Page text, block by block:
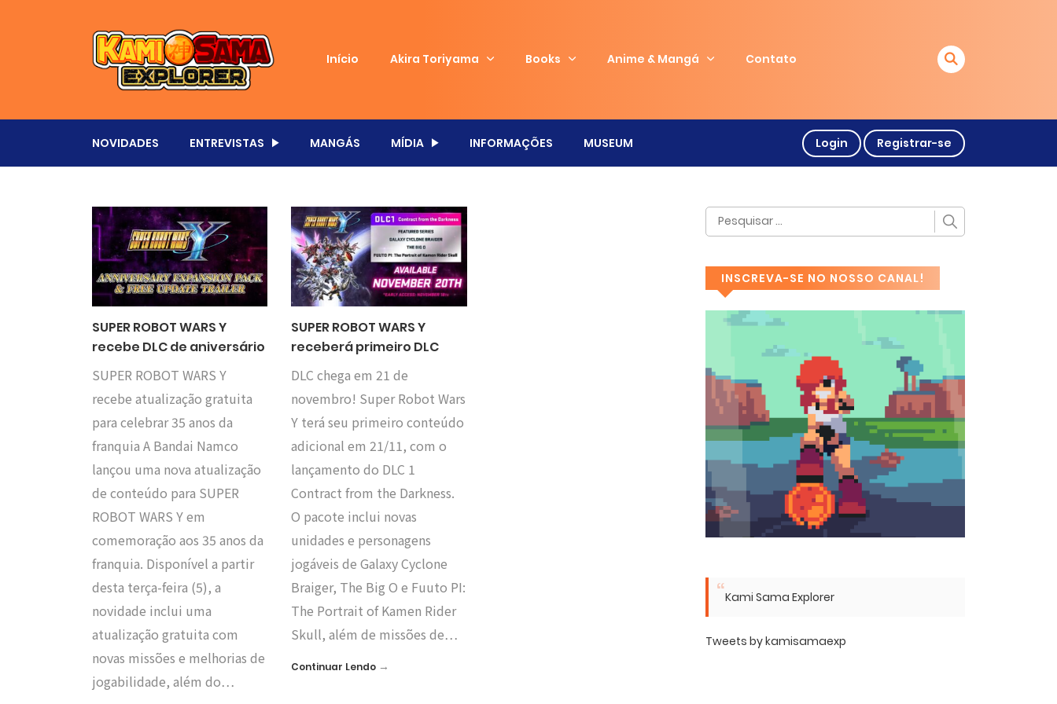
Início Akira Toriyama Books Anime & Mangá Contato
NOVIDADES ENTREVISTAS MANGÁS MÍDIA INFORMAÇÕES MUSEUM Login Registrar-se
SUPER ROBOT WARS Y
recebe DLC de aniversário
SUPER ROBOT WARS Y
recebe atualização gratuita
para celebrar 35 anos da
franquia A Bandai Namco
lançou uma nova atualização
de conteúdo para SUPER
ROBOT WARS Y em
comemoração aos 35 anos da
franquia. Disponível a partir
desta terça-feira (5), a
novidade inclui uma
atualização gratuita com
novas missões e melhorias de
jogabilidade, além do…
SUPER ROBOT WARS Y
receberá primeiro DLC
DLC chega em 21 de
novembro! Super Robot Wars
Y terá seu primeiro conteúdo
adicional em 21/11, com o
lançamento do DLC 1
Contract from the Darkness.
O pacote inclui novas
unidades e personagens
jogáveis de Galaxy Cyclone
Braiger, The Big O e Fuuto PI:
The Portrait of Kamen Rider
Skull, além de missões de…
Continuar Lendo →
INSCREVA-SE NO NOSSO CANAL!
Kami Sama Explorer
Tweets by kamisamaexp